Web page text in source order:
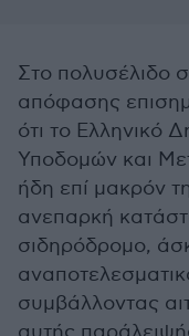
Στο πολυσέλιδο
απόφασης
ότι το Ελληνικό
Υποδομών και
ήδη επί μακρόν
ανεπαρκή
σιδηρόδρομο,
συμβάλλοντας